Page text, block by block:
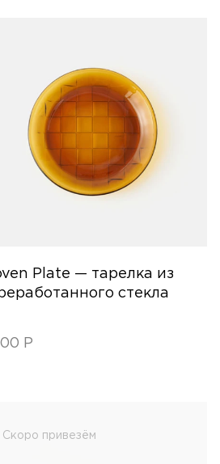
Plate — тарелка из
стекла
Р
Скоро привезём